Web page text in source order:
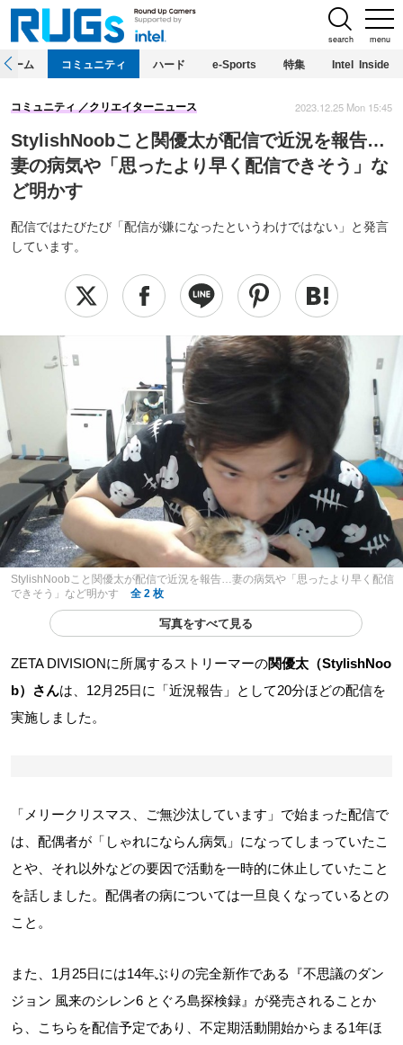
menu
search
ホーム コミュニティ ハード e-Sports 特集 Intel Inside
StylishNoobこと関優太が配信で近況を報告…
妻の病気や「思ったより早く配信できそう」な
ど明かす
配信ではたびたび「配信が嫌になったというわけではない」と発言
しています。
コミュニティ クリエイターニュース 2023.12.25 Mon 15:45
StylishNoobこと関優太が配信で近況を報告…妻の病気や「思ったより早く配信
できそう」など明かす
全 2 枚
写真をすべて見る
ZETA DIVISIONに所属するストリーマーの関優太（StylishNoo
b）さんは、12月25日に「近況報告」として20分ほどの配信を
実施しました。
「メリークリスマス、ご無沙汰しています」で始まった配信で
は、配偶者が「しゃれにならん病気」になってしまっていたこ
とや、それ以外などの要因で活動を一時的に休止していたこと
を話しました。配偶者の病については一旦良くなっているとの
こと。
また、1月25日には14年ぶりの完全新作である『不思議のダン
ジョン 風来のシレン6 とぐろ島探検録』が発売されることか
ら、こちらを配信予定であり、不定期活動開始からまる1年ほ